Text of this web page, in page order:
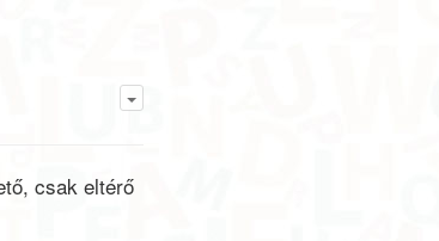
csak eltérő